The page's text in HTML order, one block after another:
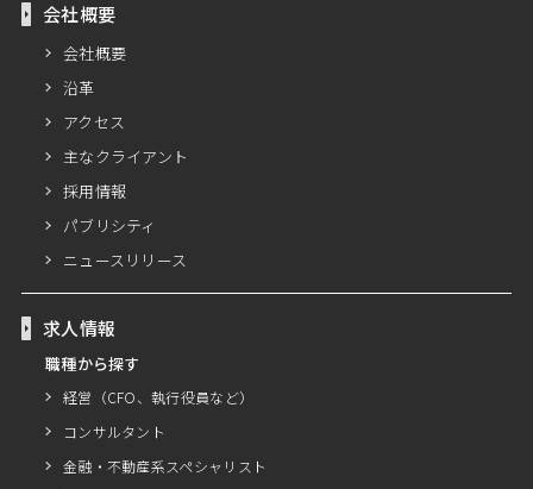
会社概要
会社概要
沿革
アクセス
主なクライアント
採用情報
パブリシティ
ニュースリリース
求人情報
職種から探す
経営（CFO、執行役員など）
コンサルタント
金融・不動産系スペシャリスト